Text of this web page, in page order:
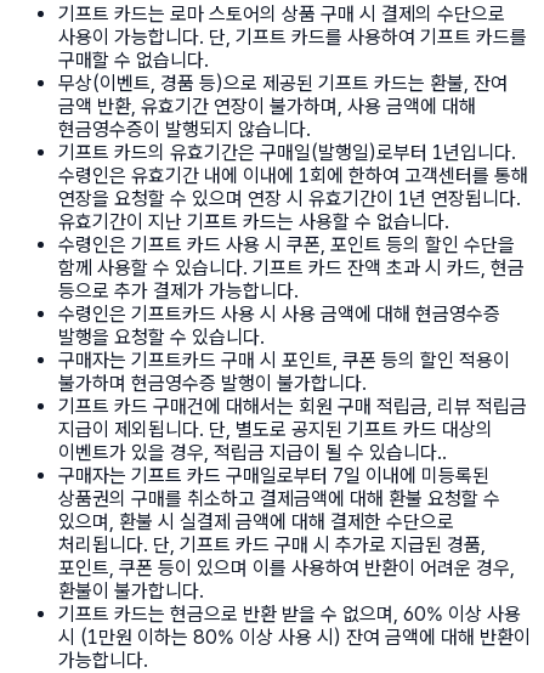
기프트 카드는 로마 스토어의 상품 구매 시 결제의 수단으로
사용이 가능합니다. 단, 기프트 카드를 사용하여 기프트 카드를
구매할 수 없습니다.
무상(이벤트, 경품 등)으로 제공된 기프트 카드는 환불, 잔여
금액 반환, 유효기간 연장이 불가하며, 사용 금액에 대해
현금영수증이 발행되지 않습니다.
기프트 카드의 유효기간은 구매일(발행일)로부터 1년입니다.
수령인은 유효기간 내에 이내에 1회에 한하여 고객센터를 통해
연장을 요청할 수 있으며 연장 시 유효기간이 1년 연장됩니다.
유효기간이 지난 기프트 카드는 사용할 수 없습니다.
수령인은 기프트 카드 사용 시 쿠폰, 포인트 등의 할인 수단을
함께 사용할 수 있습니다. 기프트 카드 잔액 초과 시 카드, 현금
등으로 추가 결제가 가능합니다.
수령인은 기프트카드 사용 시 사용 금액에 대해 현금영수증
발행을 요청할 수 있습니다.
구매자는 기프트카드 구매 시 포인트, 쿠폰 등의 할인 적용이
불가하며 현금영수증 발행이 불가합니다.
기프트 카드 구매건에 대해서는 회원 구매 적립금, 리뷰 적립금
지급이 제외됩니다. 단, 별도로 공지된 기프트 카드 대상의
이벤트가 있을 경우, 적립금 지급이 될 수 있습니다..
구매자는 기프트 카드 구매일로부터 7일 이내에 미등록된
상품권의 구매를 취소하고 결제금액에 대해 환불 요청할 수
있으며, 환불 시 실결제 금액에 대해 결제한 수단으로
처리됩니다. 단, 기프트 카드 구매 시 추가로 지급된 경품,
포인트, 쿠폰 등이 있으며 이를 사용하여 반환이 어려운 경우,
환불이 불가합니다.
기프트 카드는 현금으로 반환 받을 수 없으며, 60% 이상 사용
시 (1만원 이하는 80% 이상 사용 시) 잔여 금액에 대해 반환이
가능합니다.